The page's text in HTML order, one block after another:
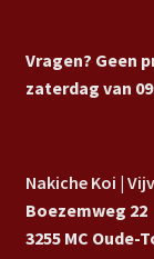
Vragen? Geen
zaterdag van
Nakiche Koi |
Boezemweg 22
3255 MC Oude-